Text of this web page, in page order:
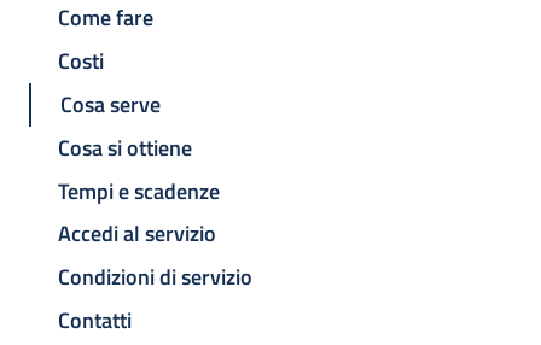
Come fare
Costi
Cosa serve
Cosa si ottiene
Tempi e scadenze
Accedi al servizio
Condizioni di servizio
Contatti